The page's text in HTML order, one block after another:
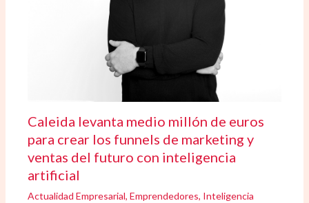
Caleida levanta medio millón de euros
para crear los funnels de marketing y
ventas del futuro con inteligencia
artificial
Actualidad Empresarial,Emprendedores, Inteligencia